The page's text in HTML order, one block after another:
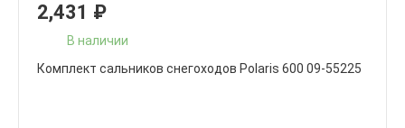
2,431 ₽
В наличии
Комплект сальников снегоходов Polaris 600 09-55225